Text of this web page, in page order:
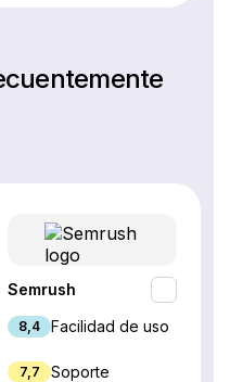
Semrush
8,4 Facilidad de uso
7,7 Soporte